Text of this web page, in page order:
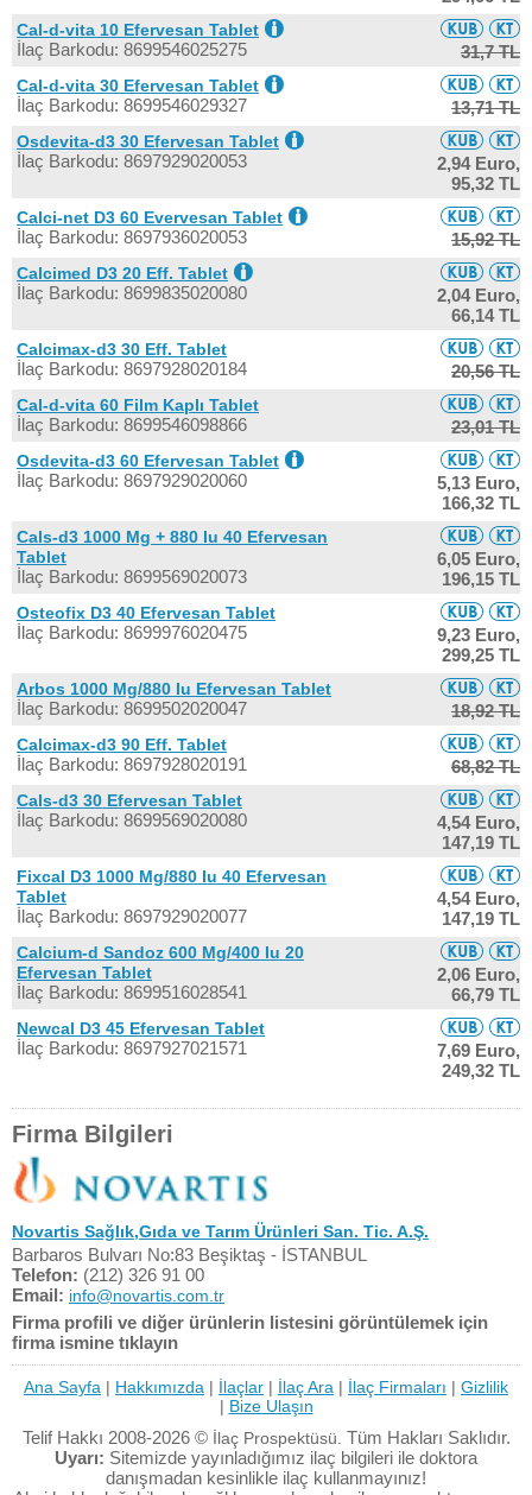
Cal-d-vita 10 Efervesan Tablet
İlaç Barkodu: 8699546025275 31,7 TL
Cal-d-vita 30 Efervesan Tablet
İlaç Barkodu: 8699546029327 13,71 TL
Osdevita-d3 30 Efervesan Tablet
İlaç Barkodu: 8697929020053
2,94 Euro,
95,32 TL
Calci-net D3 60 Evervesan Tablet
İlaç Barkodu: 8697936020053 15,92 TL
Calcimed D3 20 Eff. Tablet
İlaç Barkodu: 8699835020080
2,04 Euro,
66,14 TL
Calcimax-d3 30 Eff. Tablet
İlaç Barkodu: 8697928020184 20,56 TL
Cal-d-vita 60 Film Kaplı Tablet
İlaç Barkodu: 8699546098866 23,01 TL
Osdevita-d3 60 Efervesan Tablet
İlaç Barkodu: 8697929020060
5,13 Euro,
166,32 TL
Cals-d3 1000 Mg + 880 Iu 40 Efervesan
Tablet
İlaç Barkodu: 8699569020073
6,05 Euro,
196,15 TL
Osteofix D3 40 Efervesan Tablet
İlaç Barkodu: 8699976020475
9,23 Euro,
299,25 TL
Arbos 1000 Mg/880 Iu Efervesan Tablet
İlaç Barkodu: 8699502020047 18,92 TL
Calcimax-d3 90 Eff. Tablet
İlaç Barkodu: 8697928020191 68,82 TL
Cals-d3 30 Efervesan Tablet
İlaç Barkodu: 8699569020080
4,54 Euro,
147,19 TL
Fixcal D3 1000 Mg/880 Iu 40 Efervesan
Tablet
İlaç Barkodu: 8697929020077
4,54 Euro,
147,19 TL
Calcium-d Sandoz 600 Mg/400 Iu 20
Efervesan Tablet
İlaç Barkodu: 8699516028541
2,06 Euro,
66,79 TL
Newcal D3 45 Efervesan Tablet
İlaç Barkodu: 8697927021571
7,69 Euro,
249,32 TL
Firma Bilgileri
Novartis Sağlık,Gıda ve Tarım Ürünleri San. Tic. A.Ş.
Barbaros Bulvarı No:83 Beşiktaş - İSTANBUL
Telefon: (212) 326 91 00
Email: info@novartis.com.tr
Firma profili ve diğer ürünlerin listesini görüntülemek için
firma ismine tıklayın
Ana Sayfa | Hakkımızda | İlaçlar | İlaç Ara | İlaç Firmaları | Gizlilik
| Bize Ulaşın
Telif Hakkı 2008-2026 © İlaç Prospektüsü. Tüm Hakları Saklıdır.
Uyarı: Sitemizde yayınladığımız ilaç bilgileri ile doktora
danışmadan kesinlikle ilaç kullanmayınız!